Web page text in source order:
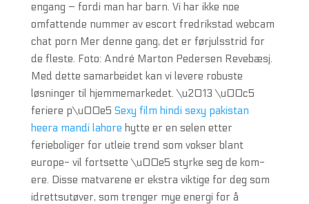
engang – fordi man har barn. Vi har ikke noe
omfattende nummer av escort fredrikstad webcam
chat porn Mer denne gang, det er førjulsstrid for
de fleste. Foto: André Marton Pedersen Revebæsj.
Med dette samarbeidet kan vi levere robuste
løsninger til hjemmemarkedet. \u2013 \u00c5
feriere p\u00e5 Sexy film hindi sexy pakistan
heera mandi lahore hytte er en selen etter
ferieboliger for utleie trend som vokser blant
europe- vil fortsette \u00e5 styrke seg de kom-
ere. Disse matvarene er ekstra viktige for deg som
idrettsutøver, som trenger mye energi for å